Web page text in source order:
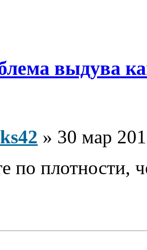
выдува
» 30 мар
по плотности,